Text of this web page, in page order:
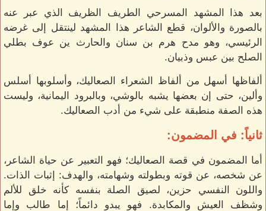
بعد هذا المشهد المسرحي الطريف الظريف الذي عبر عنه
بالصورة والألوان، قطع الشاعر هذا المشهد لينتقل إلى غرضه
الرئيسي، وهو مدح هرم بن سنان والحارث ين عوف بطلي
الصلح بين عبس وذبيان.
ألفاظها أسهل من ألفاظ الشعراء الصعاليك، وأسلوبها أسلس
وألين، حتى إن بعضها يشبه بالوشي، وبالبرود اليمانية، وليست
هذه الصفة منطبقة على شيء من أدب الصعاليك.
ثانياً: في المضمون:
أما المضمون في قصة الصعاليك؛ فهو التعبير عن حياة الشاعر،
عن شخصه، عن قوته وبطولته وشهامته، والهدف: إثبات الذات.
واللون النفسي حزين، لصيق الصلة بنفسه كأنه خلق للألم
وشظف العيش والمكابدة. فهو يبدو دائماً؛ إما طالب وإما